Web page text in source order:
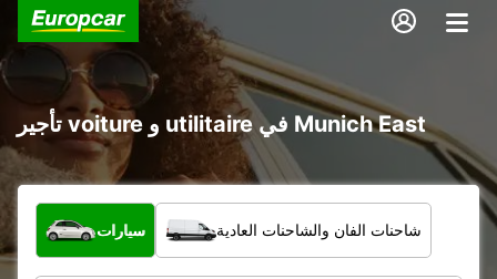
تأجير voiture و utilitaire في Munich East
ما نوع المركبة؟
سيارات شاحنات الفان والشاحنات العادية